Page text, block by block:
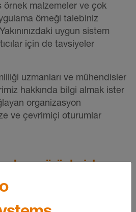
örnek malzemeler ve çok
örneği talebiniz
uygun sistem
için de tavsiyeler
uzmanları ve mühendisler
hakkında bilgi almak ister
organizasyon
ve çevrimiçi oturumlar
ürünleriyle